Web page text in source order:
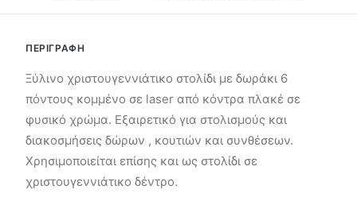
ΠΕΡΙΓΡΑΦΗ
Ξύλινο χριστουγεννιάτικο στολίδι με δωράκι 6
πόντους κομμένο σε laser από κόντρα πλακέ σε
φυσικό χρώμα. Εξαιρετικό για στολισμούς και
διακοσμήσεις δώρων , κουτιών και συνθέσεων.
Χρησιμοποιείται επίσης και ως στολίδι σε
χριστουγεννιάτικο δέντρο.